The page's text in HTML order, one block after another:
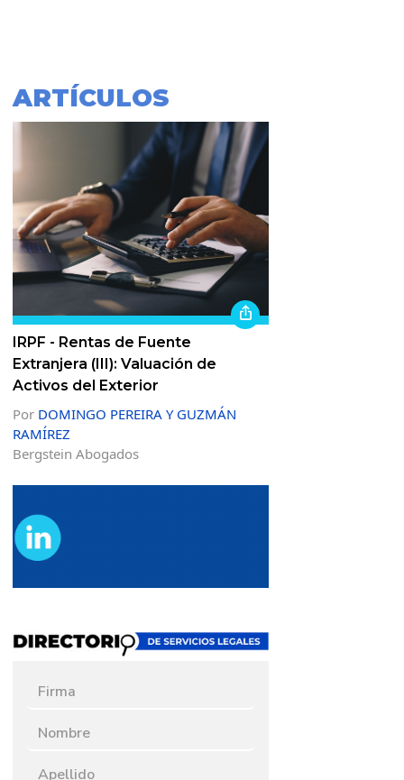
ARTÍCULOS
IRPF - Rentas de Fuente
Extranjera (III): Valuación de
Activos del Exterior
Por DOMINGO PEREIRA Y GUZMÁN
RAMÍREZ
Bergstein Abogados